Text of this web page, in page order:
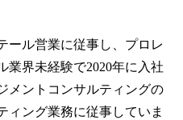
ール営業に従事し、プロレ
業界未経験で2020年に入社
メントコンサルティングの
ィング業務に従事していま